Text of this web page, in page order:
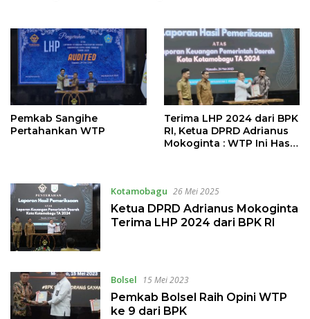
Pemkab Sangihe
Pertahankan WTP
Terima LHP 2024 dari BPK
RI, Ketua DPRD Adrianus
Mokoginta : WTP Ini Hasil
Kotamobagu 26 Mei 2025
Ketua DPRD Adrianus Mokoginta
Terima LHP 2024 dari BPK RI
Bolsel 15 Mei 2023
Pemkab Bolsel Raih Opini WTP
ke 9 dari BPK